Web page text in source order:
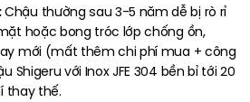
Chậu thường sau 3-5 năm dễ bị rò rỉ
hoặc bong tróc lớp chống ồn,
mới (mất thêm chi phí mua + công
Shigeru với Inox JFE 304 bền bỉ tới 20
thay thế.